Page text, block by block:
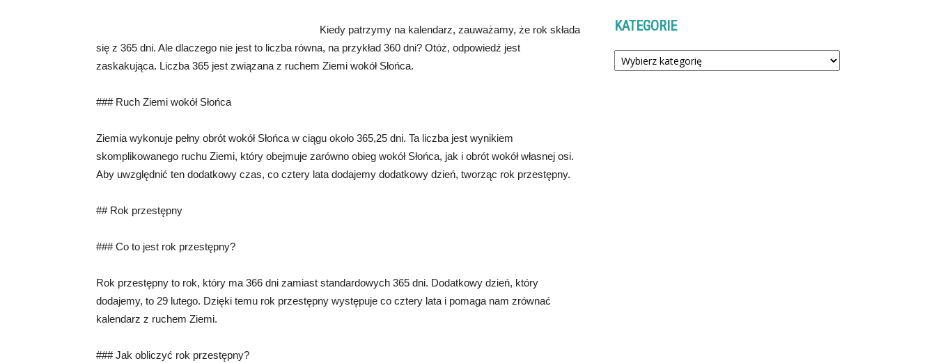
Kiedy patrzymy na kalendarz, zauważamy, że rok składa
się z 365 dni. Ale dlaczego nie jest to liczba równa, na przykład 360 dni? Otóż, odpowiedź jest
zaskakująca. Liczba 365 jest związana z ruchem Ziemi wokół Słońca.
### Ruch Ziemi wokół Słońca
Ziemia wykonuje pełny obrót wokół Słońca w ciągu około 365,25 dni. Ta liczba jest wynikiem
skomplikowanego ruchu Ziemi, który obejmuje zarówno obieg wokół Słońca, jak i obrót wokół własnej osi.
Aby uwzględnić ten dodatkowy czas, co cztery lata dodajemy dodatkowy dzień, tworząc rok przestępny.
## Rok przestępny
### Co to jest rok przestępny?
Rok przestępny to rok, który ma 366 dni zamiast standardowych 365 dni. Dodatkowy dzień, który
dodajemy, to 29 lutego. Dzięki temu rok przestępny występuje co cztery lata i pomaga nam zrównać
kalendarz z ruchem Ziemi.
### Jak obliczyć rok przestępny?
KATEGORIE
Kategorie